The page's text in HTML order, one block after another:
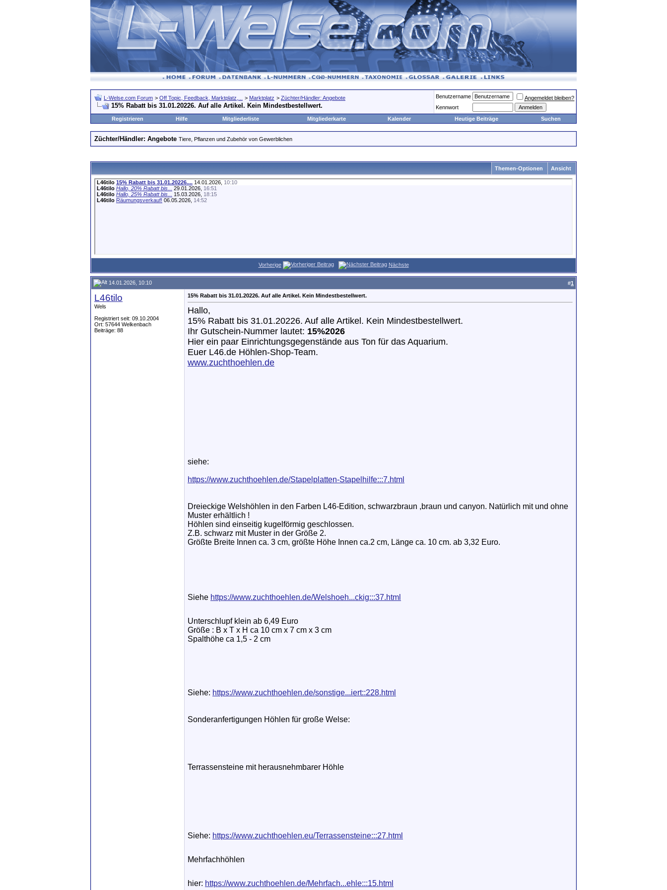
L-Welse.com Forum > Off Topic, Feedback, Marktplatz,... > Marktplatz > Züchter/Händler: Angebote
15% Rabatt bis 31.01.20226. Auf alle Artikel. Kein Mindestbestellwert.
Benutzername
Angemeldet bleiben?
Kennwort
Registrieren
Hilfe Mitgliederliste Mitgliederkarte Kalender Heutige Beiträge Suchen
Züchter/Händler: Angebote Tiere, Pflanzen und Zubehör von Gewerblichen
Themen-Optionen Ansicht
L46tilo 15% Rabatt bis 31.01.20226.... 14.01.2026, 10:10
L46tilo Hallo, 20% Rabatt bis... 29.01.2026, 16:51
L46tilo Hallo, 25% Rabatt bis... 15.03.2026, 18:15
L46tilo Räumungsverkauf! 06.05.2026, 14:52
Vorherige Nächste
14.01.2026, 10:10 #1
L46tilo
Wels
Registriert seit: 09.10.2004
Ort: 57644 Welkenbach
Beiträge: 88
15% Rabatt bis 31.01.20226. Auf alle Artikel. Kein Mindestbestellwert.
Hallo,
15% Rabatt bis 31.01.20226. Auf alle Artikel. Kein Mindestbestellwert.
Ihr Gutschein-Nummer lautet: 15%2026
Hier ein paar Einrichtungsgegenstände aus Ton für das Aquarium.
Euer L46.de Höhlen-Shop-Team.
www.zuchthoehlen.de
siehe:
https://www.zuchthoehlen.de/Stapelplatten-Stapelhilfe:::7.html
Dreieckige Welshöhlen in den Farben L46-Edition, schwarzbraun ,braun und canyon. Natürlich mit und ohne
Muster erhältlich !
Höhlen sind einseitig kugelförmig geschlossen.
Z.B. schwarz mit Muster in der Größe 2.
Größte Breite Innen ca. 3 cm, größte Höhe Innen ca.2 cm, Länge ca. 10 cm. ab 3,32 Euro.
Siehe https://www.zuchthoehlen.de/Welshoeh...ckig:::37.html
Unterschlupf klein ab 6,49 Euro
Größe : B x T x H ca 10 cm x 7 cm x 3 cm
Spalthöhe ca 1,5 - 2 cm
Siehe: https://www.zuchthoehlen.de/sonstige...iert::228.html
Sonderanfertigungen Höhlen für große Welse:
Terrassensteine mit herausnehmbarer Höhle
Siehe: https://www.zuchthoehlen.eu/Terrassensteine:::27.html
Mehrfachhöhlen
hier: https://www.zuchthoehlen.de/Mehrfach...ehle:::15.html